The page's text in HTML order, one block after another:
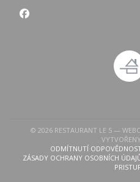
Facebook ((otevře se v
© 2026 RESTAURANT LE 5 —
VYTVOŘENY
ODMÍTNUTÍ
((OTEVŘE
ZÁSADY OCHRANY OSOBNÍCH
((OTEVŘE SE V